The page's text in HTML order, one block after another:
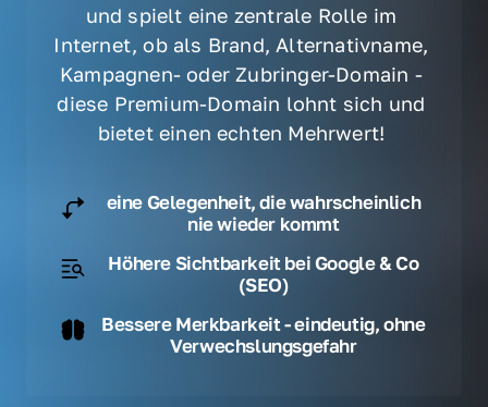
und spielt eine zentrale Rolle im
Internet, ob als Brand, Alternativname,
Kampagnen- oder Zubringer-Domain -
diese Premium-Domain lohnt sich und
bietet einen echten Mehrwert!
eine Gelegenheit, die wahrscheinlich
nie wieder kommt
Höhere Sichtbarkeit bei Google & Co
(SEO)
Bessere Merkbarkeit - eindeutig, ohne
Verwechslungsgefahr